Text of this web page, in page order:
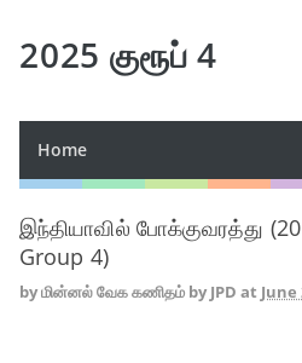
2025 குரூப் 4
Home
இந்தியாவில் போக்குவரத்து
Group 4)
byமின்னல் வேக கணிதம் by JPD at June